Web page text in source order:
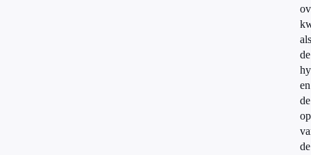
als
de
en
de
de